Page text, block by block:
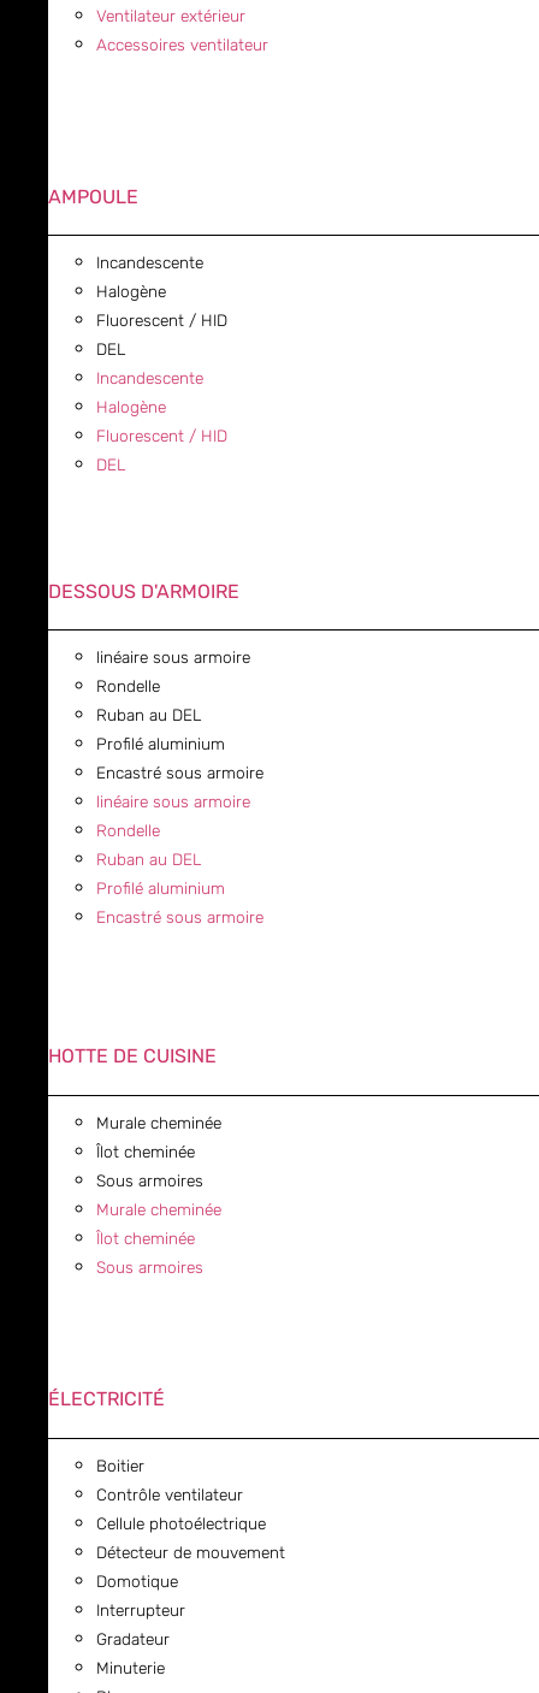
Ventilateur extérieur
Accessoires ventilateur
AMPOULE
Incandescente
Halogène
Fluorescent / HID
DEL
Incandescente
Halogène
Fluorescent / HID
DEL
DESSOUS D'ARMOIRE
linéaire sous armoire
Rondelle
Ruban au DEL
Profilé aluminium
Encastré sous armoire
linéaire sous armoire
Rondelle
Ruban au DEL
Profilé aluminium
Encastré sous armoire
HOTTE DE CUISINE
Murale cheminée
Îlot cheminée
Sous armoires
Murale cheminée
Îlot cheminée
Sous armoires
ÉLECTRICITÉ
Boitier
Contrôle ventilateur
Cellule photoélectrique
Détecteur de mouvement
Domotique
Interrupteur
Gradateur
Minuterie